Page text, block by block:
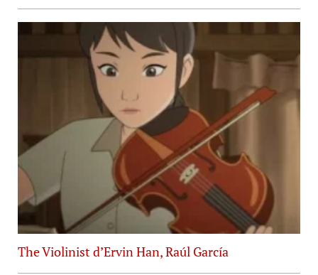
The Violinist d’Ervin Han, Raúl García